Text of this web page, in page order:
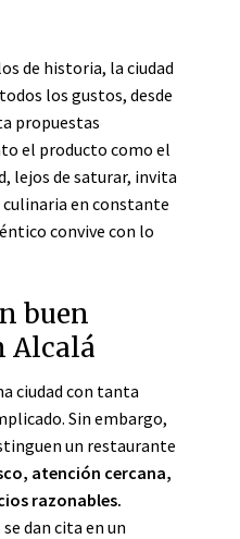
de historia, la ciudad
los gustos, desde
propuestas
el producto como el
lejos de saturar, invita
en constante
convive con lo
buen
Alcalá
ciudad con tanta
Sin embargo,
un restaurante
atención cercana,
razonables.
dan cita en un